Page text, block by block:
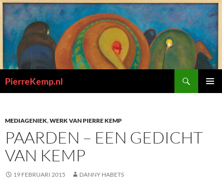
Ga
naar
de
inhoud
PierreKemp.nl
MEDIAGENIEK,WERK VAN PIERRE KEMP
PAARDEN – EEN GEDICHT
VAN KEMP
19 FEBRUARI 2015 DANNY HABETS